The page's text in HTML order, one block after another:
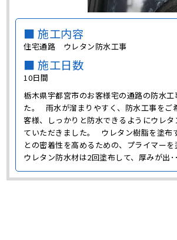
■ 施工内容
住宅通路 ウレタン防水工事
■ 施工日数
10日間
栃木県宇都宮市のお客様宅の通路の防水
た。 雨水が溜まりやすく、防水工事をご
客様、しっかりと防水できるようにウレタ
ていただきました。 ウレタン樹脂を塗布
との密着性を高めるための、プライマー
ウレタン防水材は2回塗布して、厚みが出･